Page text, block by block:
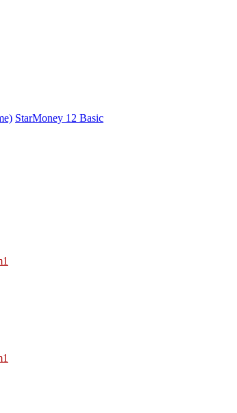
StarMoney 12 Basic